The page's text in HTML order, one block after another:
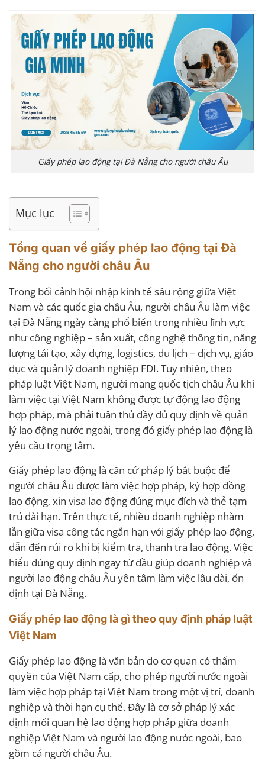
Giấy phép lao động tại Đà Nẵng cho người châu Âu
Mục lục
Tổng quan về giấy phép lao động tại Đà
Nẵng cho người châu Âu
Trong bối cảnh hội nhập kinh tế sâu rộng giữa Việt
Nam và các quốc gia châu Âu, người châu Âu làm việc
tại Đà Nẵng ngày càng phổ biến trong nhiều lĩnh vực
như công nghiệp – sản xuất, công nghệ thông tin, năng
lượng tái tạo, xây dựng, logistics, du lịch – dịch vụ, giáo
dục và quản lý doanh nghiệp FDI. Tuy nhiên, theo
pháp luật Việt Nam, người mang quốc tịch châu Âu khi
làm việc tại Việt Nam không được tự động lao động
hợp pháp, mà phải tuân thủ đầy đủ quy định về quản
lý lao động nước ngoài, trong đó giấy phép lao động là
yêu cầu trọng tâm.
Giấy phép lao động là căn cứ pháp lý bắt buộc để
người châu Âu được làm việc hợp pháp, ký hợp đồng
lao động, xin visa lao động đúng mục đích và thẻ tạm
trú dài hạn. Trên thực tế, nhiều doanh nghiệp nhầm
lẫn giữa visa công tác ngắn hạn với giấy phép lao động,
dẫn đến rủi ro khi bị kiểm tra, thanh tra lao động. Việc
hiểu đúng quy định ngay từ đầu giúp doanh nghiệp và
người lao động châu Âu yên tâm làm việc lâu dài, ổn
định tại Đà Nẵng.
Giấy phép lao động là gì theo quy định pháp luật
Việt Nam
Giấy phép lao động là văn bản do cơ quan có thẩm
quyền của Việt Nam cấp, cho phép người nước ngoài
làm việc hợp pháp tại Việt Nam trong một vị trí, doanh
nghiệp và thời hạn cụ thể. Đây là cơ sở pháp lý xác
định mối quan hệ lao động hợp pháp giữa doanh
nghiệp Việt Nam và người lao động nước ngoài, bao
gồm cả người châu Âu.